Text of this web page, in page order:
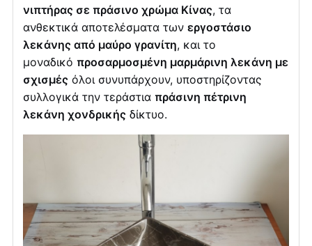
νιπτήρας σε πράσινο χρώμα Κίνας, τα
ανθεκτικά αποτελέσματα των εργοστάσιο
λεκάνης από μαύρο γρανίτη, και το
μοναδικό προσαρμοσμένη μαρμάρινη λεκάνη με
σχισμές όλοι συνυπάρχουν, υποστηρίζοντας
συλλογικά την τεράστια πράσινη πέτρινη
λεκάνη χονδρικής δίκτυο.